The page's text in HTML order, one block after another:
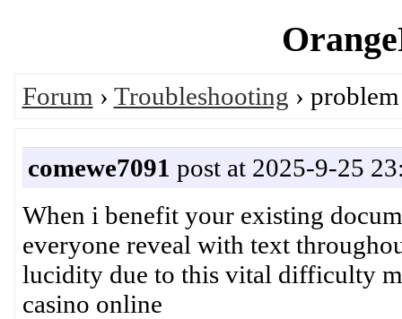
Forum › Troubleshooting ›
comewe7091 post at 2025-9-25
When i benefit your existing
everyone reveal with text
lucidity due to this vital difficulty
casino online